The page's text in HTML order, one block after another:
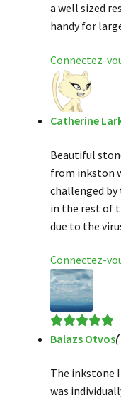
a well sized
handy for
Connectez-
Catherine
Beautiful
from inkston
challenged
in the rest of
due to the
Connectez-
Note5sur 5
Balazs Otvos(
The inkstone
was